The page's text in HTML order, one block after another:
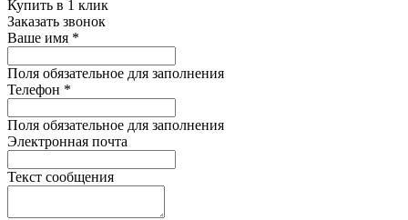
Купить в 1 клик
Заказать звонок
Ваше имя *
Поля обязательное для заполнения
Телефон *
Поля обязательное для заполнения
Электронная почта
Текст сообщения